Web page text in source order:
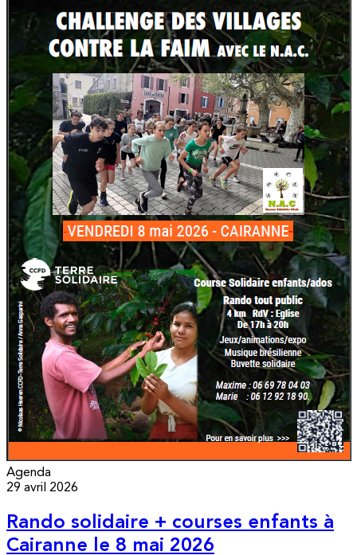
Agenda
29 avril 2026
Rando solidaire + courses enfants à
Cairanne le 8 mai 2026